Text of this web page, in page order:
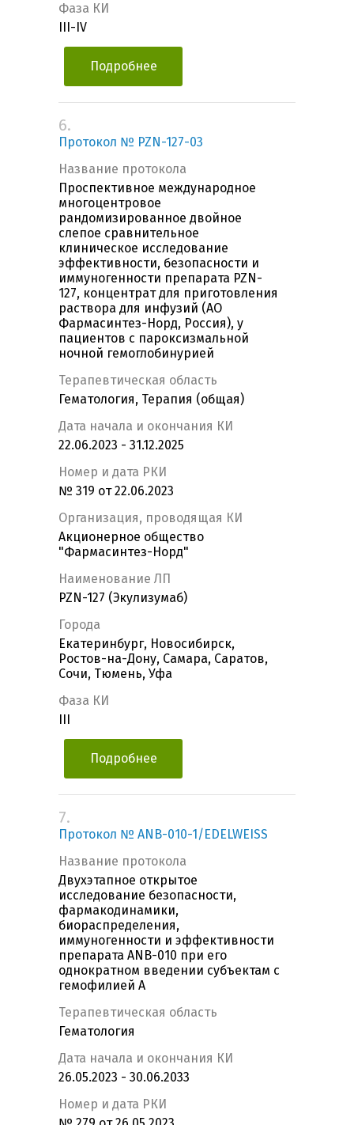
Фаза КИ
III-IV
Подробнее
6.
Протокол № PZN-127-03
Название протокола
Проспективное международное
многоцентровое
рандомизированное двойное
слепое сравнительное
клиническое исследование
эффективности, безопасности и
иммуногенности препарата PZN-
127, концентрат для приготовления
раствора для инфузий (АО
Фармасинтез-Норд, Россия), у
пациентов с пароксизмальной
ночной гемоглобинурией
Терапевтическая область
Гематология, Терапия (общая)
Дата начала и окончания КИ
22.06.2023 - 31.12.2025
Номер и дата РКИ
№ 319 от 22.06.2023
Организация, проводящая КИ
Акционерное общество
"Фармасинтез-Норд"
Наименование ЛП
PZN-127 (Экулизумаб)
Города
Екатеринбург, Новосибирск,
Ростов-на-Дону, Самара, Саратов,
Сочи, Тюмень, Уфа
Фаза КИ
Подробнее
7.
Протокол № ANB-010-1/EDELWEISS
Название протокола
Двухэтапное открытое
исследование безопасности,
фармакодинамики,
биораспределения,
иммуногенности и эффективности
препарата ANB-010 при его
однократном введении субъектам с
гемофилией А
Терапевтическая область
Гематология
Дата начала и окончания КИ
26.05.2023 - 30.06.2033
Номер и дата РКИ